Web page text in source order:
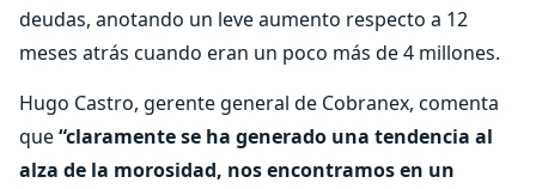
deudas, anotando un leve aumento respecto a 12
meses atrás cuando eran un poco más de 4 millones.
Hugo Castro, gerente general de Cobranex, comenta
que“claramente se ha generado una tendencia al
alza de la morosidad, nos encontramos en un